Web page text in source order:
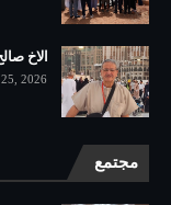
الاخ
2026
مجتمع